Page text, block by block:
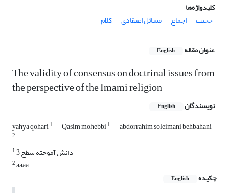
کلیدواژه‌ها
حجیت
اجماع مسائل اعتقادی کلام
عنوان مقاله English
The validity of consensus on doctrinal issues from
the perspective of the Imami religion
نویسندگان English
yahya qohari1 Qasim mohebbi1 abdorrahim soleimani behbahani
2
1
دانش آموخته سطح 3
2aaaa
چکیده
English